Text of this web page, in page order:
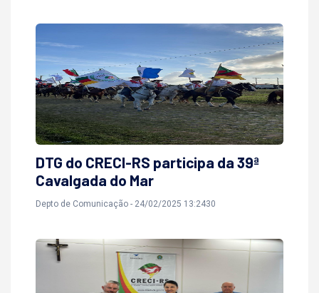
DTG do CRECI-RS participa da 39ª
Cavalgada do Mar
Depto de Comunicação - 24/02/2025 13:2430